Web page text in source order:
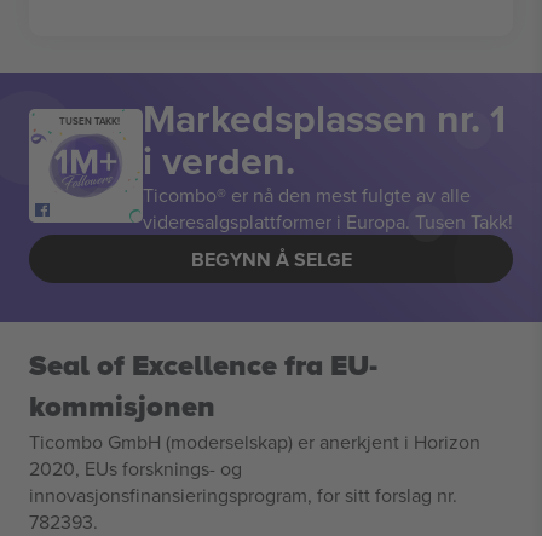
TUSEN TAKK! Markedsplassen nr. 1
i verden.
Ticombo® er nå den mest fulgte av alle
videresalgsplattformer i Europa. Tusen Takk!
BEGYNN Å SELGE
Seal of Excellence fra EU-
kommisjonen
Ticombo GmbH (moderselskap) er anerkjent i Horizon
2020, EUs forsknings- og
innovasjonsfinansieringsprogram, for sitt forslag nr.
782393.